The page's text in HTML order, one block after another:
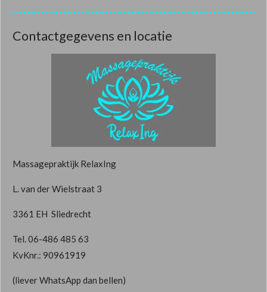
Contactgegevens en locatie
Massagepraktijk RelaxIng
L. van der Wielstraat 3
3361 EH Sliedrecht
Tel. 06-486 485 63
KvKnr.: 90961919
(liever WhatsApp dan bellen)